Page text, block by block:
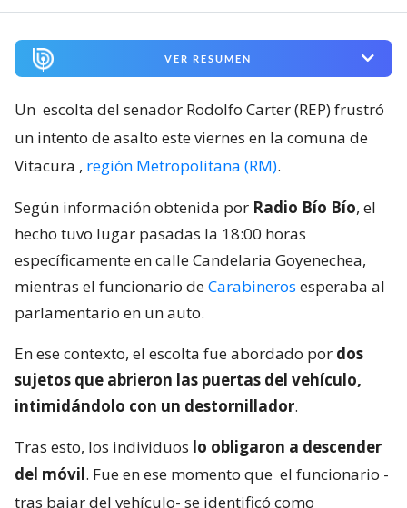
VER RESUMEN
Un escolta del senador Rodolfo Carter (REP) frustró
un intento de asalto este viernes en la comuna de
Vitacura , región Metropolitana (RM).
Según información obtenida por Radio Bío Bío, el
hecho tuvo lugar pasadas la 18:00 horas
específicamente en calle Candelaria Goyenechea,
mientras el funcionario deCarabineros esperaba al
parlamentario en un auto.
En ese contexto, el escolta fue abordado por dos
sujetos que abrieron las puertas del vehículo,
intimidándolo con un destornillador.
Tras esto, los individuos lo obligaron a descender
del móvil. Fue en ese momento que el funcionario -
tras bajar del vehículo- se identificó como